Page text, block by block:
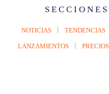
NOTICIAS TENDENCIAS
LANZAMIENTOS